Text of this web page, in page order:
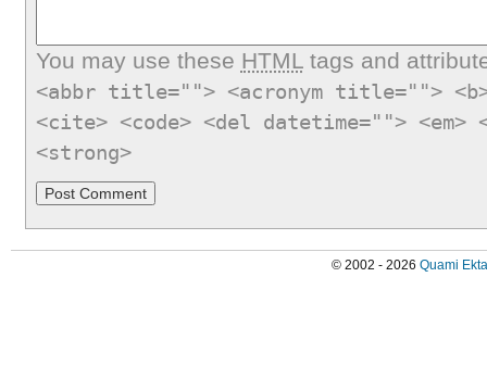
You may use these HTMLtags and
<abbr title=""> <acronym title="">
<cite> <code> <del datetime="">
<strong>
© 2002 - 2026 Quami